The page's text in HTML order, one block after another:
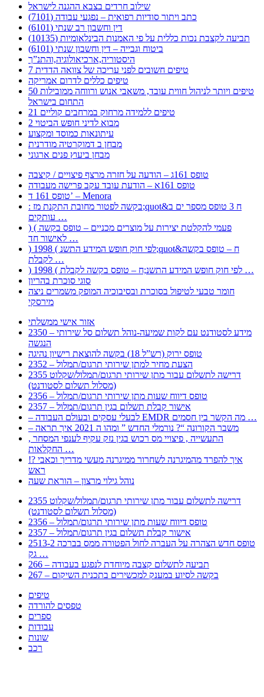
שילוב חרדים בצבא ההגנה לישראל
כתב ויתור סודיות רפואית – נפגעי עבודה (7101)
דין וחשבון רב שנתי (6101)
תביעה לקצבת נכות כללית על פי האמנות הבינלאומיות (10135)
ביטוח וגבייה – דין וחשבון שנתי (6101)
היסטוריה,ארכיאולוגיה,והתנ”ך
7 טיפים חשובים לפני עריכה של צוואה הדדית
טיפים כללים לדרום אמריקה
50 טיפים ויותר לניהול חווית עובד, משאבי אנוש ורווחה ממובילות
התחום בישראל
21 טיפים ללמידה מרחוק במרחבים קוליים
מבוא לדיני חופש הביטוי 2
עיתונאות כמוסד ומקצוע
מבחן ב דמוקרטיה מודרנית
מבחן ביעוץ פנים ארגוני
טופס 161ג – הודעה על חזרה מרצף פיצויים / קיצבה
טופס 161א – הודעת עובד עקב פרישה מעבודה
טופס 161 ד’ – Menora
: בקשה לפטור מחובת התקנת מז;quot&ח 3 טופס מספר ים ב
עותקים …
) ( פעמי להקלטת יצירות על מוצרים מכניים – טופס בקשה
לאישור חד …
) 1998 ( לפי חוק חופש המידע התשנ;quot&ח – טופס בקשה
לקבלת …
) 1998 ( לפי חוק חופש המידע התשנ;ח – טופס בקשה לקבלת …
סוגי סוכרת בהריון
חומר טבעי לטיפול בסוכרת ובסיבוכיה המופק משמרים ניצה
מירסקי
אזור אישי ממשלתי
2350 – מידע לסטודנט עם לקות שמיעה-נוהל תשלום סל שירותי
הנגשה
טופס ירוק (רש”ל 18) בקשה להוצאת רישיון נהיגה
2352 – הצעת מחיר למתן שירותי תרגום/תמלול
2355 דרישה לתשלום עבור מתן שירותי תרגום/תמלול/שקלוט
(מסלול תשלום לסטודנט)
2356 – טופס דיווח שעות מתן שירותי תרגום/תמלול
2357 – אישור קבלת תשלום בגין תרגום/תמלול
– לבעלי עסקים ובעולם העבודה EMDR מה הקשר בין חסמים …
– משבר הקורונה “? נורמלי החדש ” ומהו ה 2021 איך תראה
, התעשייה , פיצויי מס רכוש בגין נזק עקיף לענפי המסחר
החקלאות …
!? איך להפרד מהמיגרנה לשחרור ממיגרנה מעשי מדריך וכאבי
ראש
נוהל גילוי מרצון – הוראת שעה
2355 דרישה לתשלום עבור מתן שירותי תרגום/תמלול/שקלוט
(מסלול תשלום לסטודנט)
2356 – טופס דיווח שעות מתן שירותי תרגום/תמלול
2357 – אישור קבלת תשלום בגין תרגום/תמלול
2513-2 טופס חדש הצהרה על העברה לחול הפטורה ממס בברכה
גק …
266 – תביעה לתשלום קצבה מיוחדת לנפגע בעבודה
267 – בקשה לסיוע במענק למכשירים בתכנית השיקום
טיפים
טפסים להורדה
ספרים
עבודות
שונות
רכב